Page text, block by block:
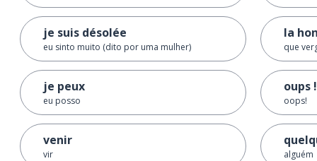
je suis désolée
eu sinto muito (dito por uma mulher)
je peux
eu posso
venir
vir
la
que
oups !
oops!
alguém